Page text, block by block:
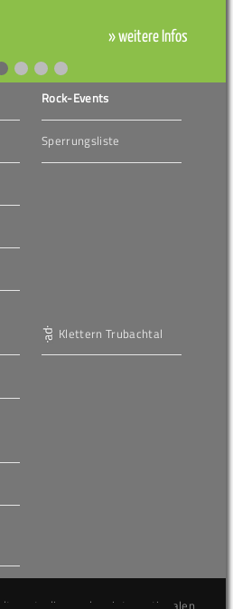
» weitere Infos
Rock-Events
Sperrungsliste
Klettern Trubachtal
unterliegen dem internationalen